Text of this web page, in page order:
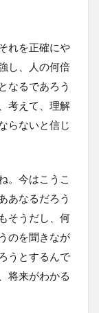
れを正確にや
し、人の何倍
なるであろう
考えて、理解
らないと信じ
。今はこうこ
あなるだろう
そうだし、何
のを聞きなが
うとするんで
将来がわかる